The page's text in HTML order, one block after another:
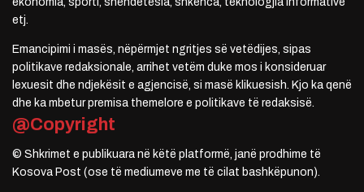
etj.
Emancipimi i masës, nëpërmjet ngritjes së vetëdijes, sipas
politikave redaksionale, arrihet vetëm duke mos i konsideruar
lexuesit dhe ndjekësit e agjencisë, si masë klikuesish. Kjo ka qenë
dhe ka mbetur premisa themelore e politikave të redaksisë.
@Copyright
© Shkrimet e publikuara në këtë platformë, janë prodhime të
Kosova Post (ose të mediumeve me të cilat bashkëpunon).